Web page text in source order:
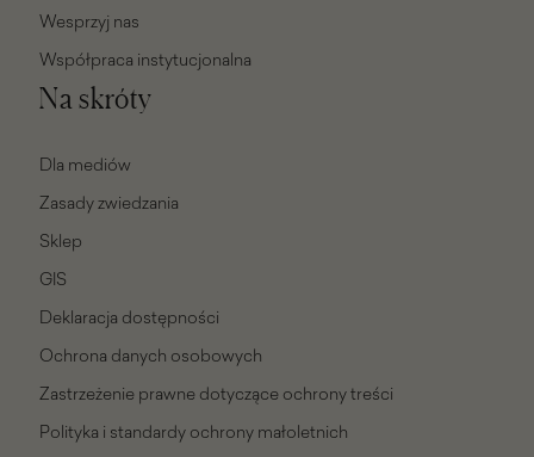
Wesprzyj nas
Współpraca instytucjonalna
Na skróty
Dla mediów
Zasady zwiedzania
Sklep
GIS
Deklaracja dostępności
Ochrona danych osobowych
Zastrzeżenie prawne dotyczące ochrony treści
Polityka i standardy ochrony małoletnich